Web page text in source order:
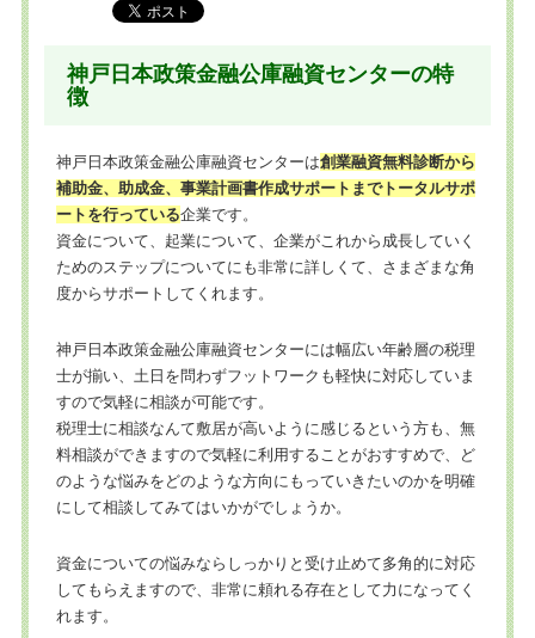
神戸日本政策金融公庫融資センターの特
徴
神戸日本政策金融公庫融資センターは創業融資無料診断から
補助金、助成金、事業計画書作成サポートまでトータルサポ
ートを行っている企業です。
資金について、起業について、企業がこれから成長していく
ためのステップについてにも非常に詳しくて、さまざまな角
度からサポートしてくれます。
神戸日本政策金融公庫融資センターには幅広い年齢層の税理
士が揃い、土日を問わずフットワークも軽快に対応していま
すので気軽に相談が可能です。
税理士に相談なんて敷居が高いように感じるという方も、無
料相談ができますので気軽に利用することがおすすめで、ど
のような悩みをどのような方向にもっていきたいのかを明確
にして相談してみてはいかがでしょうか。
資金についての悩みならしっかりと受け止めて多角的に対応
してもらえますので、非常に頼れる存在として力になってく
れます。